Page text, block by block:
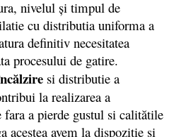
nivelul și timpul de
cu distributia uniforma a
definitiv necesitatea
procesului de gatire.
si distributie a
la realizarea a
a pierde gustul si calitătile
acestea avem la dispozitie si